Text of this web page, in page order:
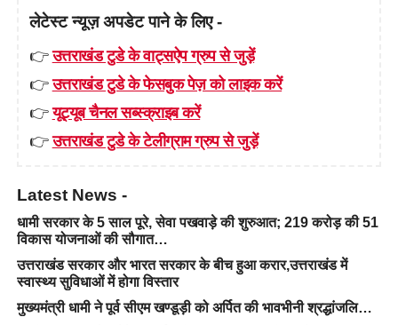
लेटेस्ट न्यूज़ अपडेट पाने के लिए -
👉उत्तराखंड टुडे के वाट्सऐप ग्रुप से जुड़ें
👉उत्तराखंड टुडे के फेसबुक पेज़ को लाइक करें
👉यूट्यूब चैनल सब्स्क्राइब करें
👉उत्तराखंड टुडे के टेलीग्राम ग्रुप से जुड़ें
Latest News -
धामी सरकार के 5 साल पूरे, सेवा पखवाड़े की शुरुआत; 219 करोड़ की 51
विकास योजनाओं की सौगात…
उत्तराखंड सरकार और भारत सरकार के बीच हुआ करार,उत्तराखंड में
स्वास्थ्य सुविधाओं में होगा विस्तार
मुख्यमंत्री धामी ने पूर्व सीएम खण्डूड़ी को अर्पित की भावभीनी श्रद्धांजलि…